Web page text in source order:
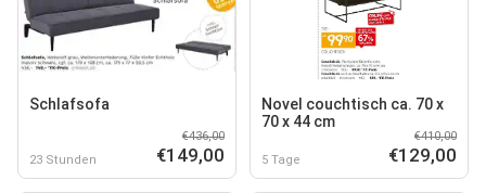
Schlafsofa
23 Stunden
€436,00
€149,00
Novel couchtisch ca. 70 x
70 x 44 cm
5 Tage
€410,00
€129,00